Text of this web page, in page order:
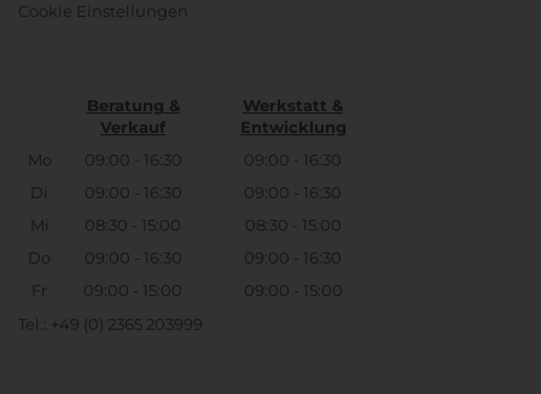
Cookie Einstellungen
Beratung &
Verkauf
Werkstatt &
Entwicklung
Mo
09:00 - 16:30
09:00 - 16:30
Di
09:00 - 16:30
09:00 - 16:30
Mi
08:30 - 15:00
08:30 - 15:00
Do
09:00 - 16:30
09:00 - 16:30
Fr
09:00 - 15:00
09:00 - 15:00
Tel.: +49 (0) 2365 203999